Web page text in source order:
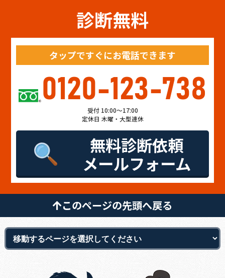
診断無料
タップですぐにお電話できます
0120-123-738
受付 10:00～17:00
定休日 木曜・大型連休
無料診断依頼
メールフォーム
このページの先頭へ戻る